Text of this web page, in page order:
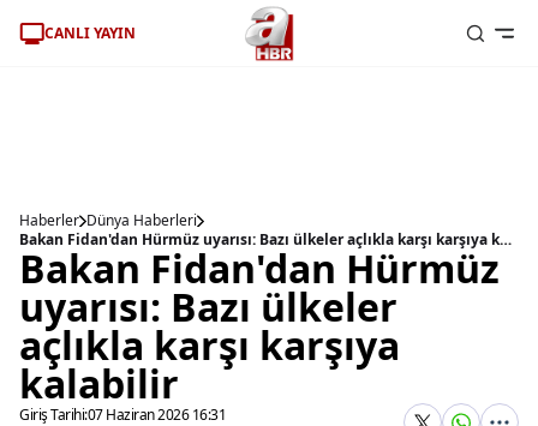
CANLI YAYIN
Haberler Dünya Haberleri
Bakan Fidan'dan Hürmüz uyarısı: Bazı ülkeler açlıkla karşı karşıya kalabilir
Bakan Fidan'dan Hürmüz
uyarısı: Bazı ülkeler
açlıkla karşı karşıya
kalabilir
Giriş Tarihi:07 Haziran 2026 16:31